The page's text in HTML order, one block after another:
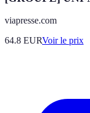
viapresse.com
64.8 EURVoir le prix